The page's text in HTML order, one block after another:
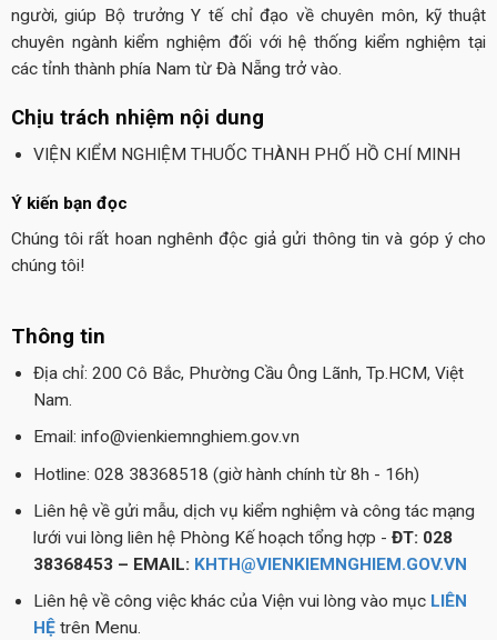
người, giúp Bộ trưởng Y tế chỉ đạo về chuyên môn, kỹ thuật
chuyên ngành kiểm nghiệm đối với hệ thống kiểm nghiệm tại
các tỉnh thành phía Nam từ Đà Nẵng trở vào.
Chịu trách nhiệm nội dung
VIỆN KIỂM NGHIỆM THUỐC THÀNH PHỐ HỒ CHÍ MINH
Ý kiến bạn đọc
Chúng tôi rất hoan nghênh độc giả gửi thông tin và góp ý cho
chúng tôi!
Thông tin
Địa chỉ: 200 Cô Bắc, Phường Cầu Ông Lãnh, Tp.HCM, Việt
Nam.
Email: info@vienkiemnghiem.gov.vn
Hotline: 028 38368518 (giờ hành chính từ 8h - 16h)
Liên hệ về gửi mẫu, dịch vụ kiểm nghiệm và công tác mạng
lưới vui lòng liên hệ Phòng Kế hoạch tổng hợp - ĐT: 028
38368453 – EMAIL: KHTH@VIENKIEMNGHIEM.GOV.VN
Liên hệ về công việc khác của Viện vui lòng vào mục LIÊN
HỆtrên Menu.